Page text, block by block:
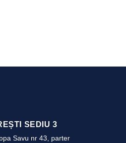
SEDIU 3
Savu nr 43, parter